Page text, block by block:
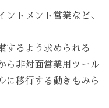
ントメント営業など、
するよう求められる
ら非対面営業用ツール
に移行する動きもみら